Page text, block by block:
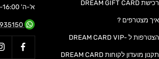
רכישת DREAM GIFT CARD
איך מצטרפים ?
הצטרפות ל -DREAM CARD VIP
תקנון מועדון לקוחות DREAM CARD
א'-ה' 9:00-16:00